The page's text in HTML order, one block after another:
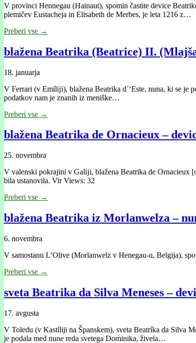
V provinci Hennegau (Hainaut), spomin častite device
plemičev Eustacheja in Elisabeth de Merbes, je leta 1216 z…
Preberi vse →
blažena Beatrika (Beatrice) II.
18. januarja
V Ferrari (v Emílĳi), blažena Beatrika d´‘Este, nuna, ki se je
podatkov nam je znanih iz meniške…
Preberi vse →
blažena Beatrika de Ornacieux –
25. novembra
V valenski pokrajini v Galĳi, blažena Beatrika de Ornacieux
bila ustanovila. Vir Views: 32
Preberi vse →
blažena Beatrika iz Morlanwelza –
6. novembra
V samostanu L’Olive (Morlanwelz v Henegau-u, Belgija),
Preberi vse →
sveta Beatrika da Silva Meneses –
17. avgusta
V Toledu (v Kastíliji na Španskem), sveta Beatríka da Silva
je podala med nune reda svetega Dominika, živela…